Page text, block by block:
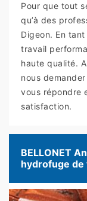
Pour que tout
qu’à des
Digeon. En
travail
haute qualité.
nous
vous répondre
satisfaction.
BELLONET
hydrofuge de